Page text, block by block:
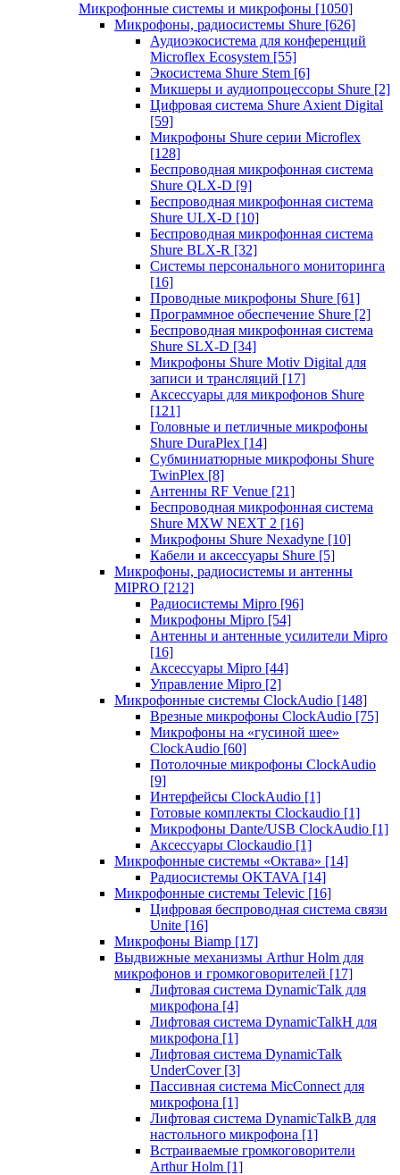
Микрофонные системы и микрофоны [1050]
Микрофоны, радиосистемы Shure [626]
Аудиоэкосистема для конференций
Microflex Ecosystem [55]
Экосистема Shure Stem [6]
Микшеры и аудиопроцессоры Shure [2]
Цифровая система Shure Axient Digital
[59]
Микрофоны Shure серии Microflex
[128]
Беспроводная микрофонная система
Shure QLX-D [9]
Беспроводная микрофонная система
Shure ULX-D [10]
Беспроводная микрофонная система
Shure BLX-R [32]
Системы персонального мониторинга
[16]
Проводные микрофоны Shure [61]
Программное обеспечение Shure [2]
Беспроводная микрофонная система
Shure SLX-D [34]
Микрофоны Shure Motiv Digital для
записи и трансляций [17]
Аксессуары для микрофонов Shure
[121]
Головные и петличные микрофоны
Shure DuraPlex [14]
Субминиатюрные микрофоны Shure
TwinPlex [8]
Антенны RF Venue [21]
Беспроводная микрофонная система
Shure MXW NEXT 2 [16]
Микрофоны Shure Nexadyne [10]
Кабели и аксессуары Shure [5]
Микрофоны, радиосистемы и антенны
MIPRO [212]
Радиосистемы Mipro [96]
Микрофоны Mipro [54]
Антенны и антенные усилители Mipro
[16]
Аксессуары Mipro [44]
Управление Mipro [2]
Микрофонные системы ClockAudio [148]
Врезные микрофоны ClockAudio [75]
Микрофоны на «гусиной шее»
ClockAudio [60]
Потолочные микрофоны ClockAudio
[9]
Интерфейсы ClockAudio [1]
Готовые комплекты Clockaudio [1]
Микрофоны Dante/USB ClockAudio [1]
Аксессуары Clockaudio [1]
Микрофонные системы «Октава» [14]
Радиосистемы OKTAVA [14]
Микрофонные системы Televic [16]
Цифровая беспроводная система связи
Unite [16]
Микрофоны Biamp [17]
Выдвижные механизмы Arthur Holm для
микрофонов и громкоговорителей [17]
Лифтовая система DynamicTalk для
микрофона [4]
Лифтовая система DynamicTalkH для
микрофона [1]
Лифтовая система DynamicTalk
UnderCover [3]
Пассивная система MicConnect для
микрофона [1]
Лифтовая система DynamicTalkB для
настольного микрофона [1]
Встраиваемые громкоговорители
Arthur Holm [1]